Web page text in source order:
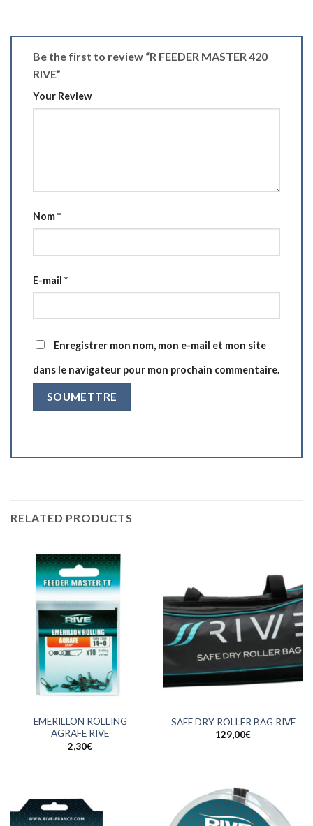
Be the first to review “R FEEDER MASTER 420
RIVE”
Your Review
Nom*
E-mail *
Enregistrer mon nom, mon e-mail et mon site
dans le navigateur pour mon prochain commentaire.
RELATED PRODUCTS
EMERILLON ROLLING
AGRAFE RIVE
2,30€
SAFE DRY ROLLER BAG RIVE
129,00€